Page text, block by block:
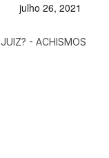
julho 26, 2021